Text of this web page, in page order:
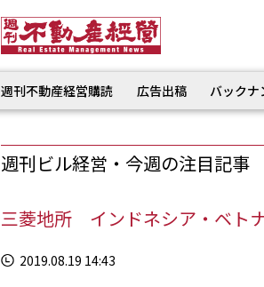
週刊不動産経営購読 広告出稿 バック
週刊ビル経営・今週の注目記事
三菱地所 インドネシア・ベト
2019.08.19 14:43